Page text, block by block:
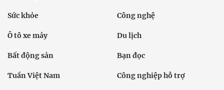
Sức khỏe Công nghệ
Ô tô xe máy Du lịch
Bất động sản Bạn đọc
Tuần Việt Nam Công nghiệp hỗ trợ